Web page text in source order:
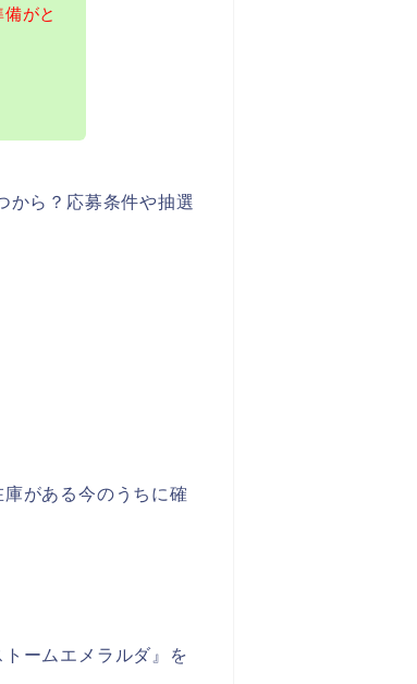
がと
から？応募条件や抽選
がある今のうちに確
ームエメラルダ』を